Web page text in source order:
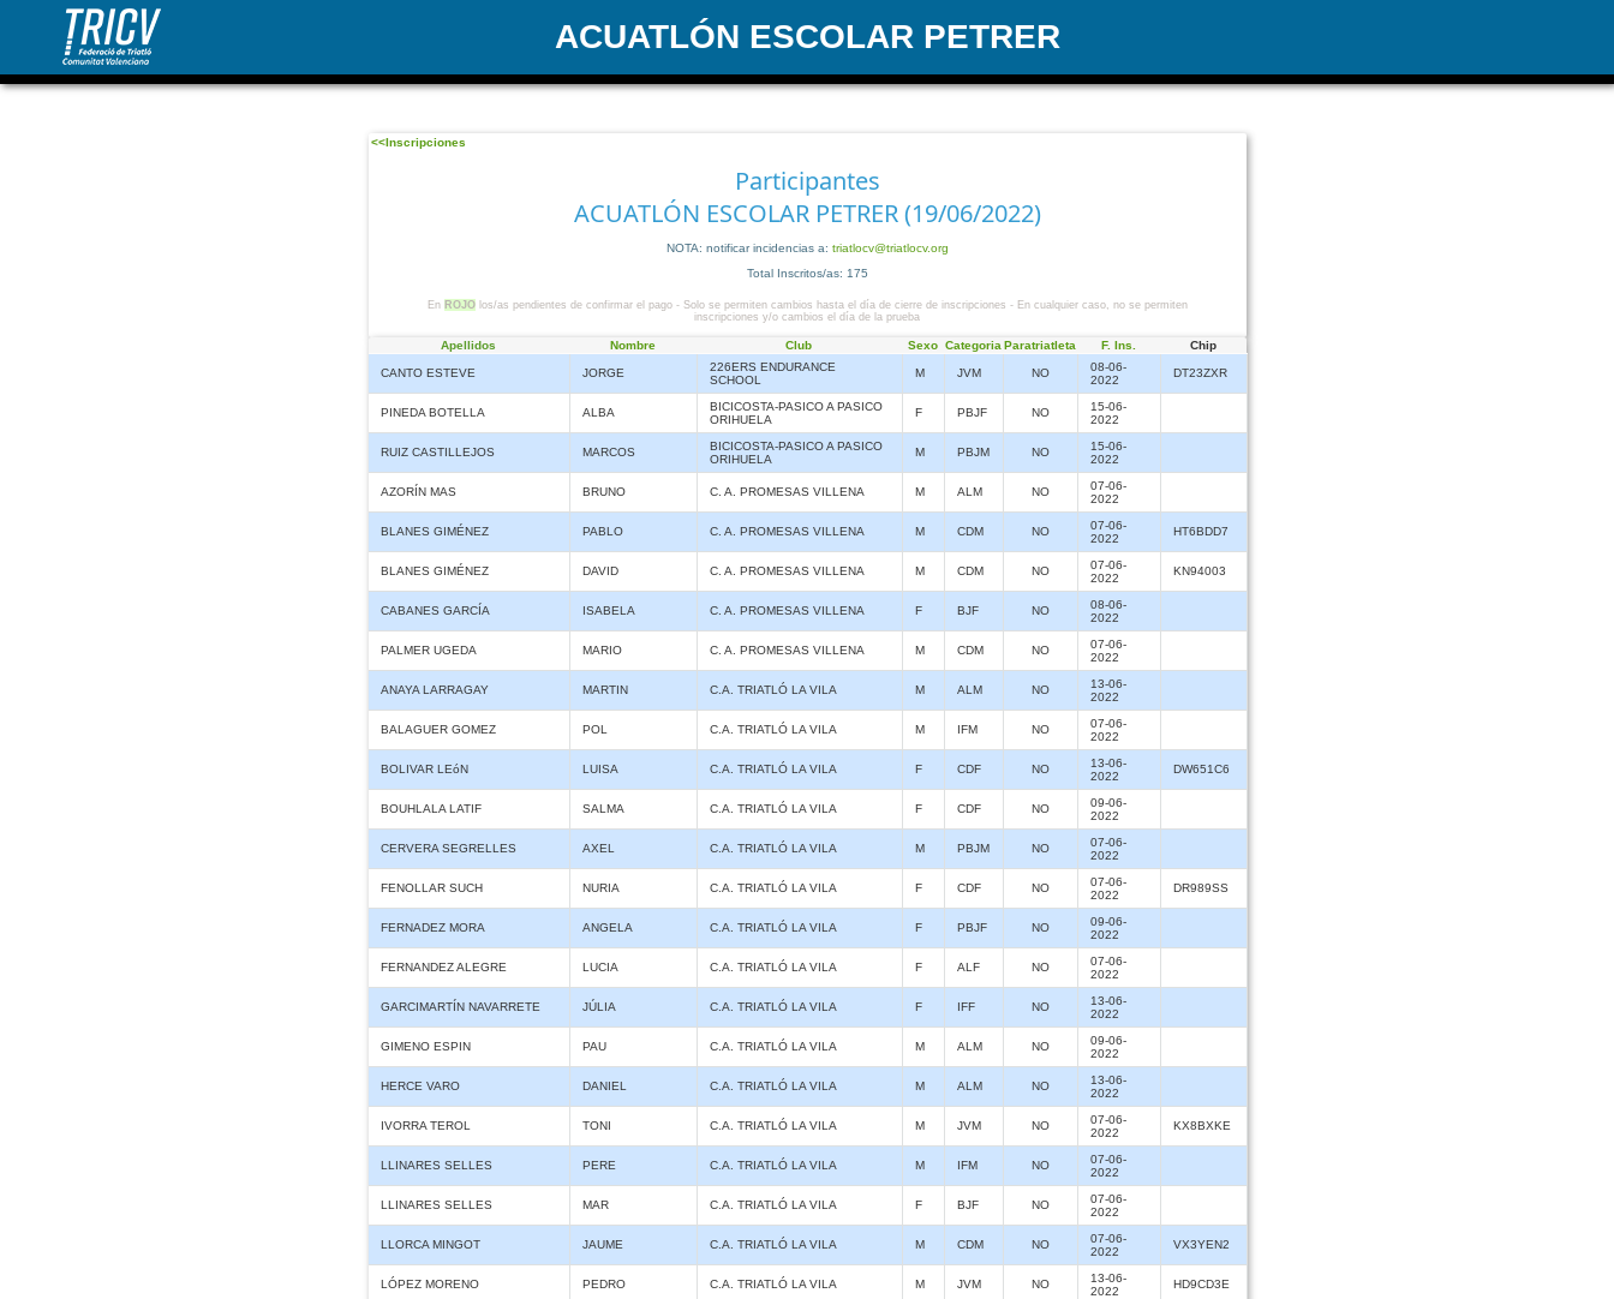
ACUATLÓN ESCOLAR PETRER
<<Inscripciones
Participantes
ACUATLÓN ESCOLAR PETRER (19/06/2022)
NOTA: notificar incidencias a: triatlocv@triatlocv.org
Total Inscritos/as: 175
En ROJOlos/as pendientes de confirmar el pago - Solo se permiten cambios hasta el día de cierre de inscripciones - En cualquier caso, no se permiten
inscripciones y/o cambios el día de la prueba
Apellidos Nombre Club Sexo Categoria Paratriatleta F. Ins. Chip
CANTO ESTEVE JORGE
226ERS ENDURANCE
SCHOOL
M JVM NO
08-06-
2022
DT23ZXR
PINEDA BOTELLA ALBA
BICICOSTA-PASICO A PASICO
ORIHUELA
F PBJF NO
15-06-
2022
RUIZ CASTILLEJOS MARCOS
BICICOSTA-PASICO A PASICO
ORIHUELA
M PBJM NO
15-06-
2022
AZORÍN MAS BRUNO C. A. PROMESAS VILLENA M ALM NO
07-06-
2022
BLANES GIMÉNEZ PABLO C. A. PROMESAS VILLENA M CDM NO
07-06-
2022
HT6BDD7
BLANES GIMÉNEZ DAVID C. A. PROMESAS VILLENA M CDM NO
07-06-
2022
KN94003
CABANES GARCÍA ISABELA C. A. PROMESAS VILLENA F BJF NO
08-06-
2022
PALMER UGEDA MARIO C. A. PROMESAS VILLENA M CDM NO
07-06-
2022
ANAYA LARRAGAY MARTIN C.A. TRIATLÓ LA VILA M ALM NO
13-06-
2022
BALAGUER GOMEZ POL C.A. TRIATLÓ LA VILA M IFM NO
07-06-
2022
BOLIVAR LEóN LUISA C.A. TRIATLÓ LA VILA F CDF NO
13-06-
2022
DW651C6
BOUHLALA LATIF SALMA C.A. TRIATLÓ LA VILA F CDF NO
09-06-
2022
CERVERA SEGRELLES AXEL C.A. TRIATLÓ LA VILA M PBJM NO
07-06-
2022
FENOLLAR SUCH NURIA C.A. TRIATLÓ LA VILA F CDF NO
07-06-
2022
DR989SS
FERNADEZ MORA ANGELA C.A. TRIATLÓ LA VILA F PBJF NO
09-06-
2022
FERNANDEZ ALEGRE LUCIA C.A. TRIATLÓ LA VILA F ALF NO
07-06-
2022
GARCIMARTÍN NAVARRETE JÚLIA C.A. TRIATLÓ LA VILA F IFF NO
13-06-
2022
GIMENO ESPIN PAU C.A. TRIATLÓ LA VILA M ALM NO
09-06-
2022
HERCE VARO DANIEL C.A. TRIATLÓ LA VILA M ALM NO
13-06-
2022
IVORRA TEROL TONI C.A. TRIATLÓ LA VILA M JVM NO
07-06-
2022
KX8BXKE
LLINARES SELLES PERE C.A. TRIATLÓ LA VILA M IFM NO
07-06-
2022
LLINARES SELLES MAR C.A. TRIATLÓ LA VILA F BJF NO
07-06-
2022
LLORCA MINGOT JAUME C.A. TRIATLÓ LA VILA M CDM NO
07-06-
2022
VX3YEN2
LÓPEZ MORENO PEDRO C.A. TRIATLÓ LA VILA M JVM NO
13-06-
2022
HD9CD3E